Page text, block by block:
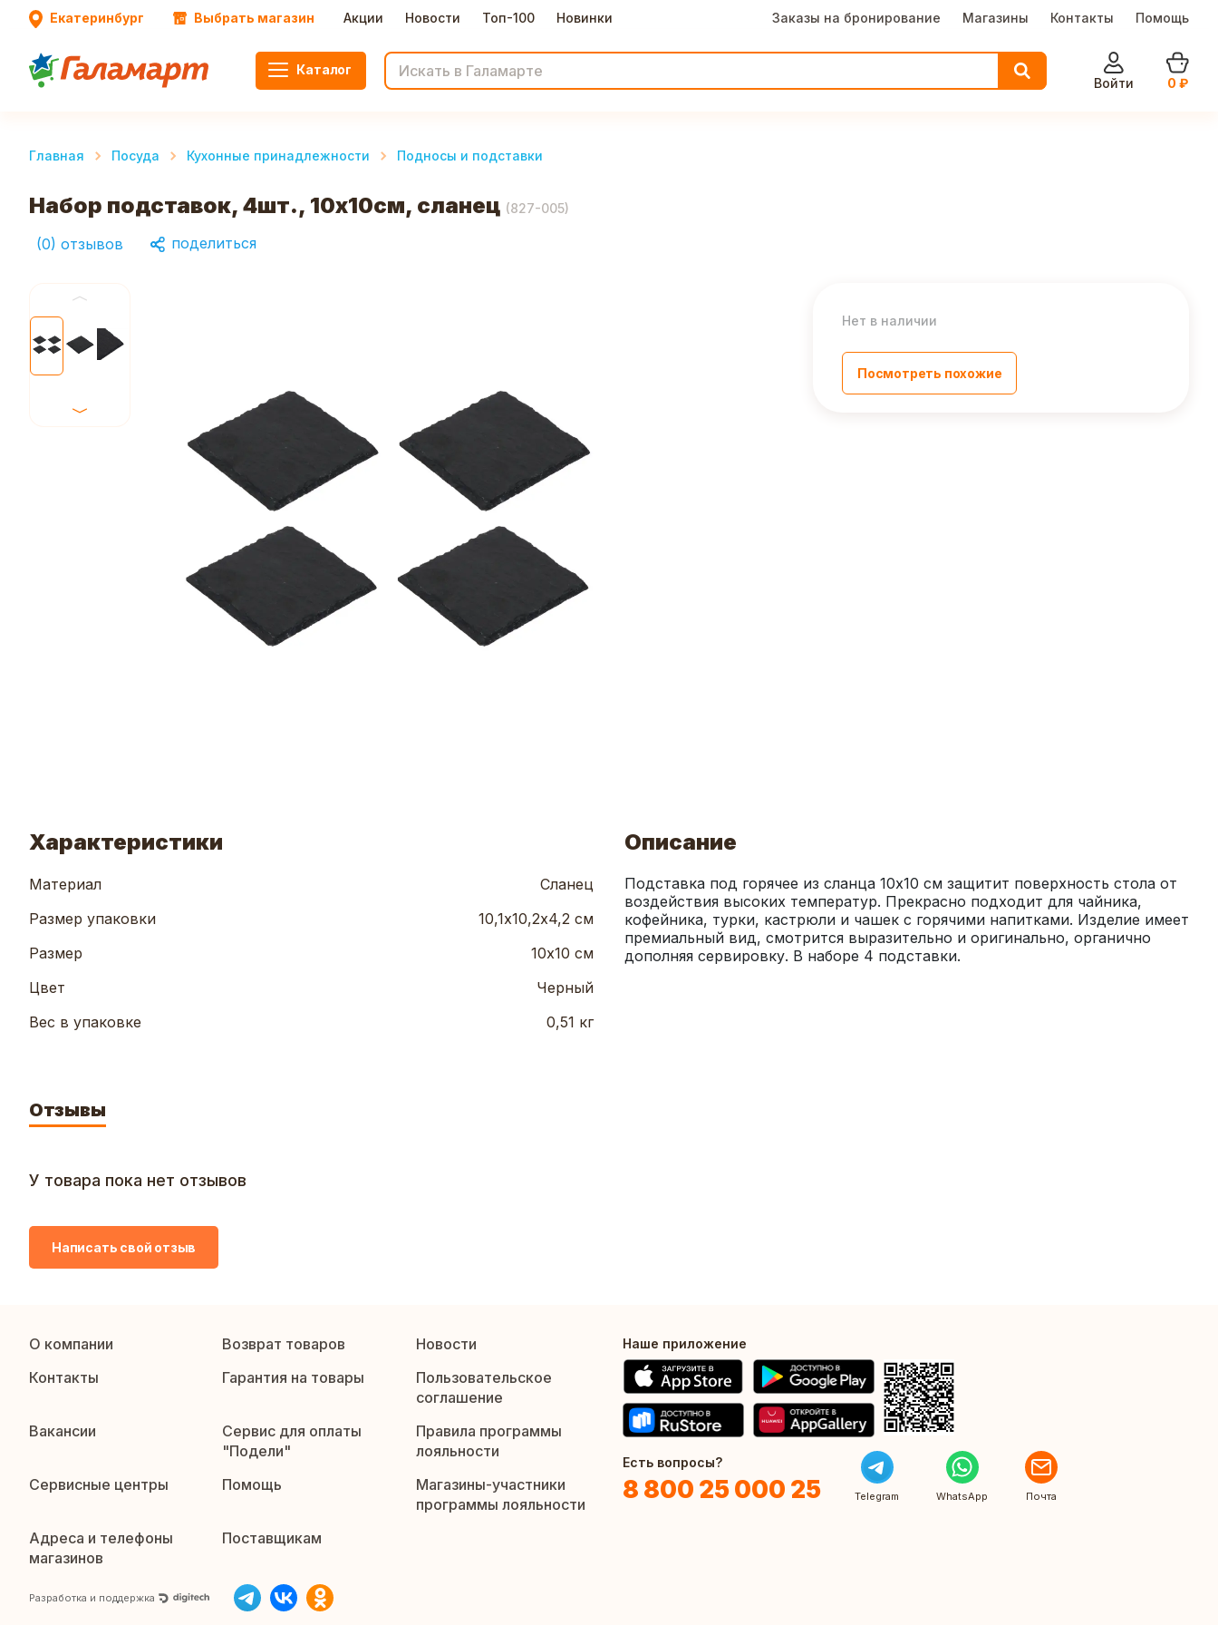
Екатеринбург Выбрать магазин Акции Новости Топ-100 Новинки Заказы на бронирование Магазины Контакты Помощь
Каталог
Войти
0 ₽
Главная Посуда Кухонные принадлежности Подносы и подставки
Набор подставок, 4шт., 10х10см, сланец (827-005)
(0) отзывов поделиться
Нет в наличии
Посмотреть похожие
Характеристики
Материал
Сланец
Размер упаковки
10,1х10,2х4,2 см
Размер
10х10 см
Цвет
Черный
Вес в упаковке
0,51 кг
Описание
Подставка под горячее из сланца 10х10 см защитит поверхность стола от
воздействия высоких температур. Прекрасно подходит для чайника,
кофейника, турки, кастрюли и чашек с горячими напитками. Изделие имеет
премиальный вид, смотрится выразительно и оригинально, органично
дополняя сервировку. В наборе 4 подставки.
Отзывы
У товара пока нет отзывов
Написать свой отзыв
О компании Возврат товаров
Новости
Контакты
Гарантия на товары
Пользовательское
соглашение
Вакансии
Сервис для оплаты
"Подели"
Правила программы
лояльности
Сервисные центры
Помощь
Магазины-участники
программы лояльности
Адреса и телефоны
магазинов
Поставщикам
Разработка и поддержка
Наше приложение
Есть вопросы?
8 800 25 000 25 Telegram WhatsApp Почта